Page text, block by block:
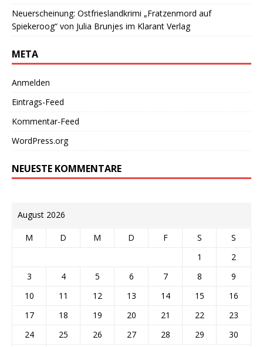
Neuerscheinung: Ostfrieslandkrimi „Fratzenmord auf
Spiekeroog“ von Julia Brunjes im Klarant Verlag
META
Anmelden
Eintrags-Feed
Kommentar-Feed
WordPress.org
NEUESTE KOMMENTARE
August 2026
M D M D F S
S
1
2
3
4 5 6 7 8
9
10
11 12 13 14 15
16
17
18 19 20 21 22
23
24
25 26 27 28 29
30